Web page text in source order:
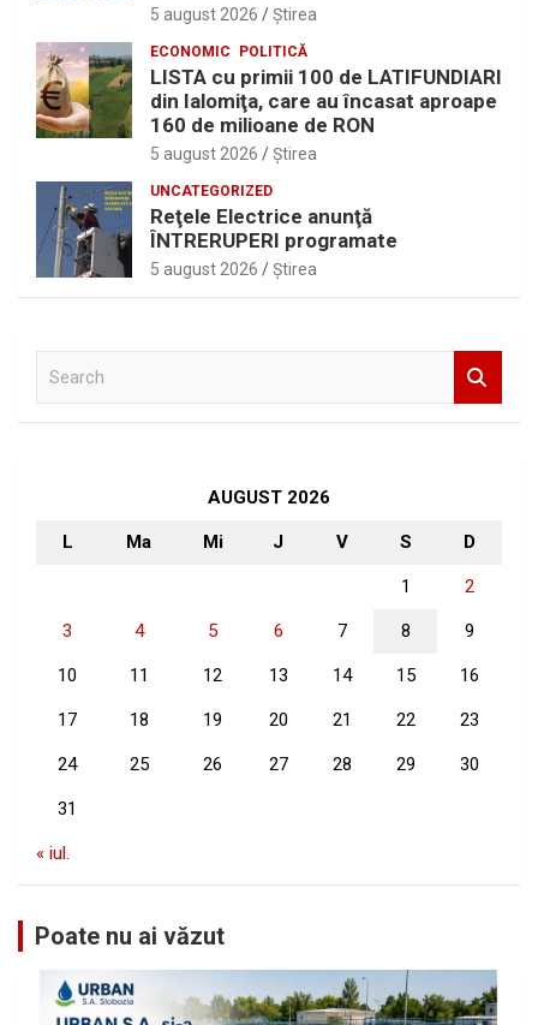
5 august 2026 Ştirea
ECONOMIC POLITICĂ
LISTA cu primii 100 de LATIFUNDIARI
din Ialomiţa, care au încasat aproape
160 de milioane de RON
5 august 2026 Ştirea
UNCATEGORIZED
Reţele Electrice anunţă
ÎNTRERUPERI programate
5 august 2026 Ştirea
AUGUST 2026
L Ma Mi J V S D
1 2
3 4 5 6 7 8 9
10 11 12 13 14 15 16
17 18 19 20 21 22 23
24 25 26 27 28 29 30
31
« iul.
Poate nu ai văzut